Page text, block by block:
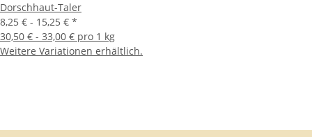
Dorschhaut-Taler
8,25 € - 15,25 € *
30,50 € - 33,00 € pro 1 kg
Weitere Variationen erhältlich.